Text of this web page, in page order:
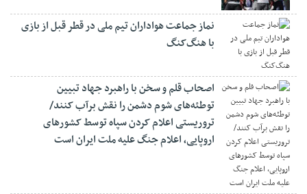
نماز جماعت هواداران تیم ملی در قطر قبل از بازی
با هنگ‌کنگ
اصحاب قلم و سخن با راهبرد جهاد تبیین
توطئه‌های شوم دشمن را نقش برآب کنند/
تروریستی اعلام کردن سپاه توسط کشورهای
اروپایی، اعلام جنگ علیه ملت ایران است